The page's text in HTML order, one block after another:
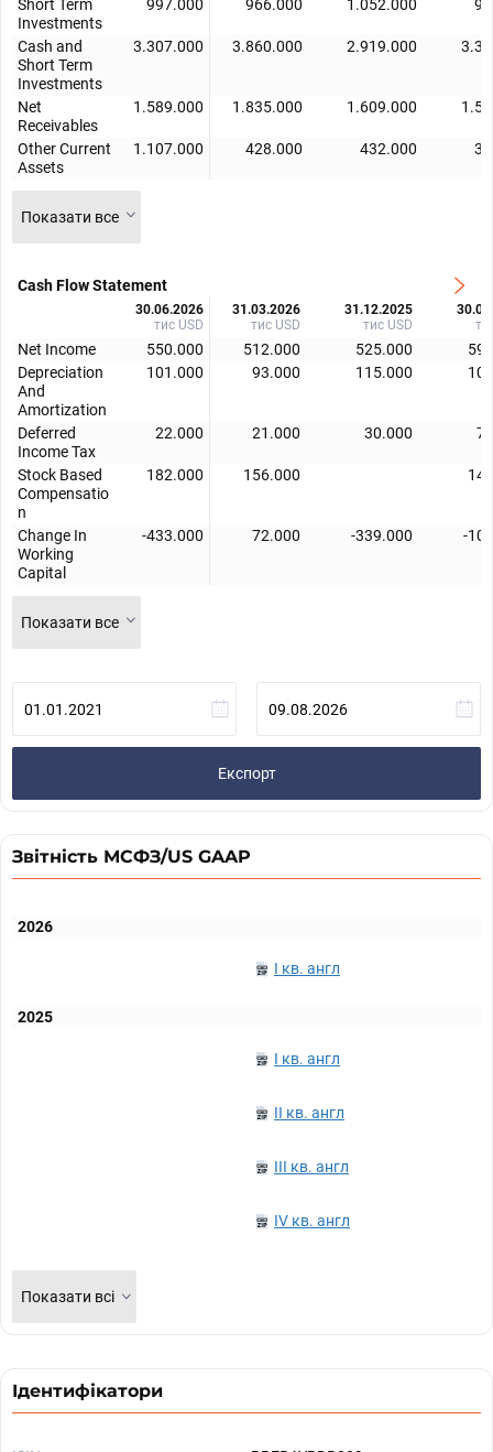
Short Term
Investments
997.000 966.000 1.052.000
Cash and
Short Term
Investments
3.307.000 3.860.000 2.919.000
Net
Receivables
1.589.000 1.835.000 1.609.000
Other Current
Assets
1.107.000 428.000 432.000
Показати все
Cash Flow Statement
30.06.2026
тис USD
31.03.2026
тис USD
31.12.2025
тис USD
Net Income 550.000 512.000 525.000
Depreciation
And
Amortization
101.000 93.000 115.000
Deferred
Income Tax
22.000 21.000 30.000
Stock Based
Compensatio
n
182.000 156.000
Change In
Working
Capital
-433.000 72.000 -339.000 -
Показати все
Експорт
Звітність МСФЗ/US GAAP
2026
I кв. англ
2025
I кв. англ
II кв. англ
III кв. англ
IV кв. англ
Показати всі
Ідентифікатори